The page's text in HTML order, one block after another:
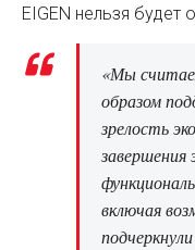
EIGEN нельзя будет
«Мы
образом
зрелость
завершения
включая